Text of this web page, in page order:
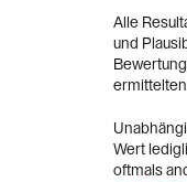
Alle
und
Wert
oftmals